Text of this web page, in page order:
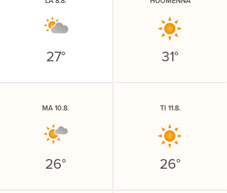
27° 31°
MA 10.8.
26°
TI 11.8.
26°